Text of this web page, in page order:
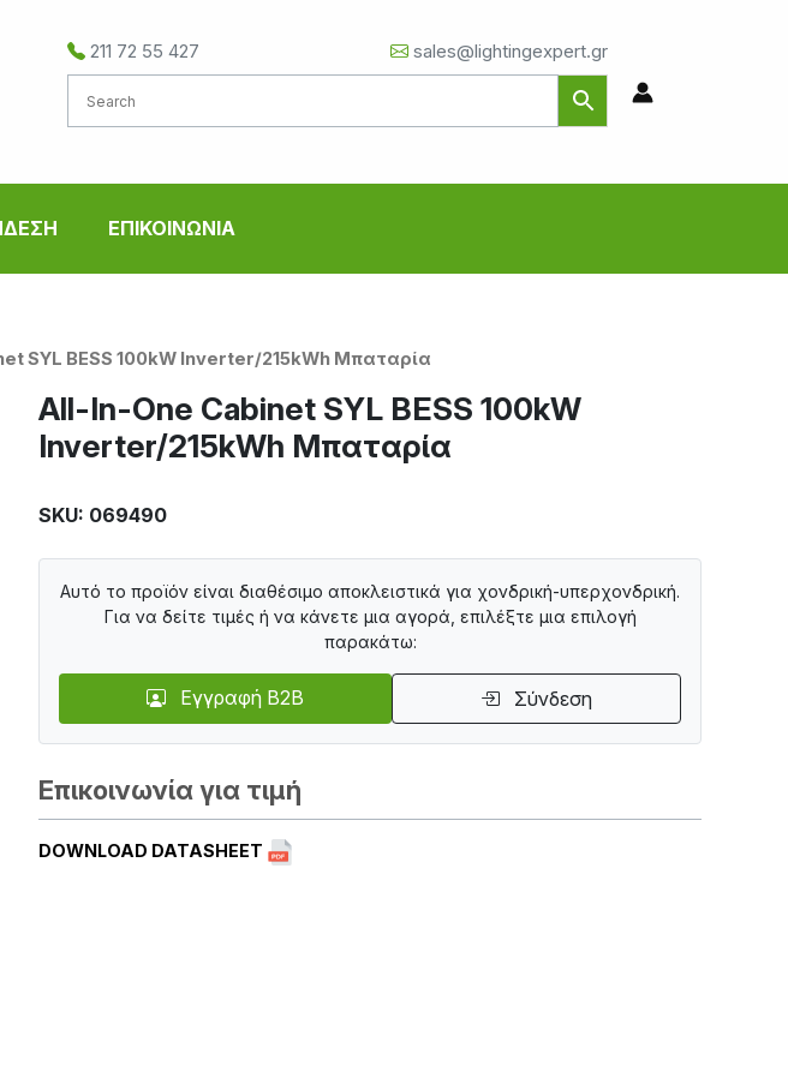
211 72 55 427 sales@lightingexpert.gr
ΕΠΙΚΟΙΝΩΝΙΑ
SYL BESS 100kW Inverter/215kWh Μπαταρία
All-In-One Cabinet SYL BESS 100kW
Inverter/215kWh Μπαταρία
Επικοινωνία για τιμή
SKU: 069490
DOWNLOAD DATASHEET
Αυτό το προϊόν είναι διαθέσιμο αποκλειστικά για χονδρική-υπερχονδρική.
Για να δείτε τιμές ή να κάνετε μια αγορά, επιλέξτε μια επιλογή
παρακάτω:
Εγγραφή B2B Σύνδεση